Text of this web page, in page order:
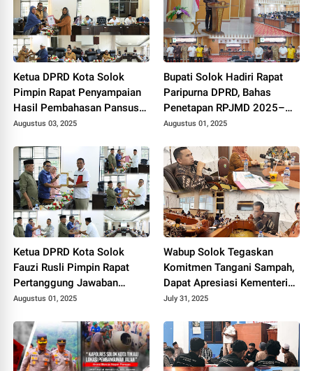
Ketua DPRD Kota Solok
Pimpin Rapat Penyampaian
Hasil Pembahasan Pansus
RPJMD Tahun 2025-2029.
Augustus 03, 2025
Bupati Solok Hadiri Rapat
Paripurna DPRD, Bahas
Penetapan RPJMD 2025–
2029
Augustus 01, 2025
Ketua DPRD Kota Solok
Fauzi Rusli Pimpin Rapat
Pertanggung Jawaban
Pelaksanaan APBD Kota
Augustus 01, 2025
Wabup Solok Tegaskan
Komitmen Tangani Sampah,
Dapat Apresiasi Kementerian
Lingkungan Hidup.
July 31, 2025